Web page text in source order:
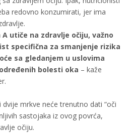
redovno konzumirati, jer ima
utiče na zdravlje očiju, važno
specifična za smanjenje rizika
sa gledanjem u uslovima
bolesti oka – kaže
mrkve neće trenutno dati “oči
sastojaka iz ovog povrća,
očiju.